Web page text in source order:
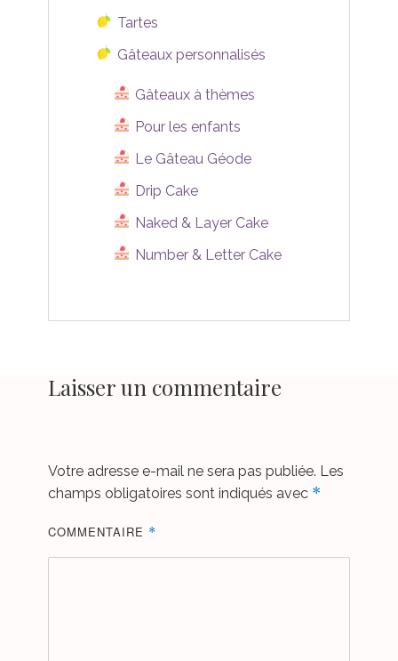
Tartes
Gâteaux personnalisés
Gâteaux à thèmes
Pour les enfants
Le Gâteau Géode
Drip Cake
Naked & Layer Cake
Number & Letter Cake
Laisser un commentaire
Votre adresse e-mail ne sera pas publiée. Les
champs obligatoires sont indiqués avec *
COMMENTAIRE *